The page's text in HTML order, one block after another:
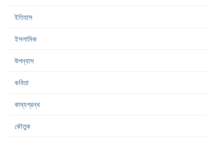
ইতিহাস
ইসলামিক
উপন্যাস
কবিতা
কাব্যগ্রন্থ
কৌতুক